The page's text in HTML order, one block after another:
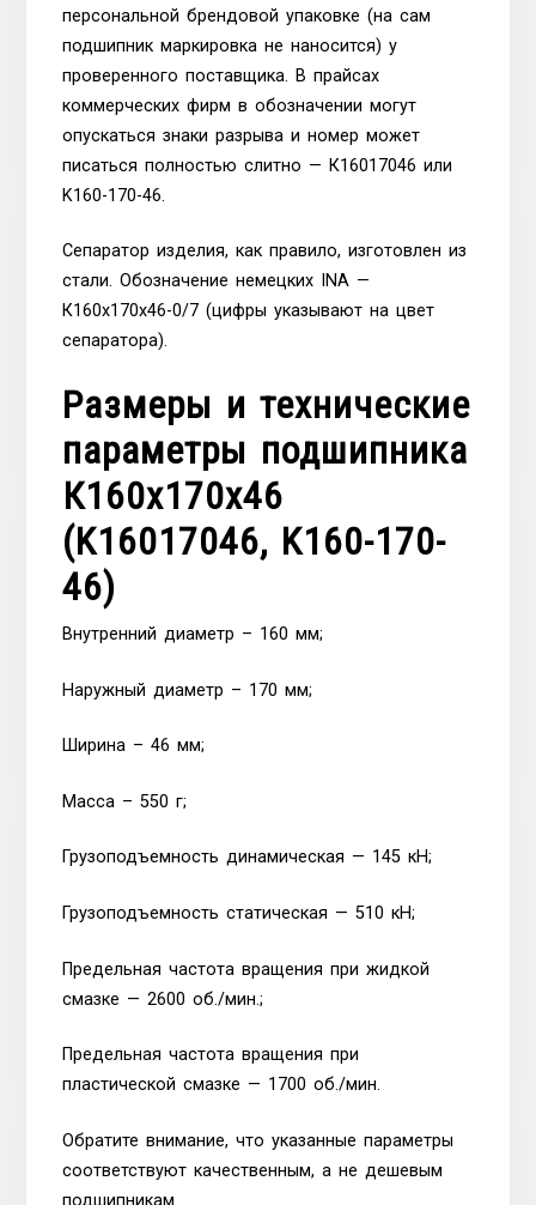
персональной брендовой упаковке (на сам
подшипник маркировка не наносится) у
проверенного поставщика. В прайсах
коммерческих фирм в обозначении могут
опускаться знаки разрыва и номер может
писаться полностью слитно — К16017046 или
K160-170-46.
Сепаратор изделия, как правило, изготовлен из
стали. Обозначение немецких INA —
К160х170х46-0/7 (цифры указывают на цвет
сепаратора).
Размеры и технические
параметры подшипника
К160х170х46
(K16017046, K160-170-
46)
Внутренний диаметр – 160 мм;
Наружный диаметр – 170 мм;
Ширина – 46 мм;
Масса – 550 г;
Грузоподъемность динамическая — 145 кН;
Грузоподъемность статическая — 510 кН;
Предельная частота вращения при жидкой
смазке — 2600 об./мин.;
Предельная частота вращения при
пластической смазке — 1700 об./мин.
Обратите внимание, что указанные параметры
соответствуют качественным, а не дешевым
подшипникам.